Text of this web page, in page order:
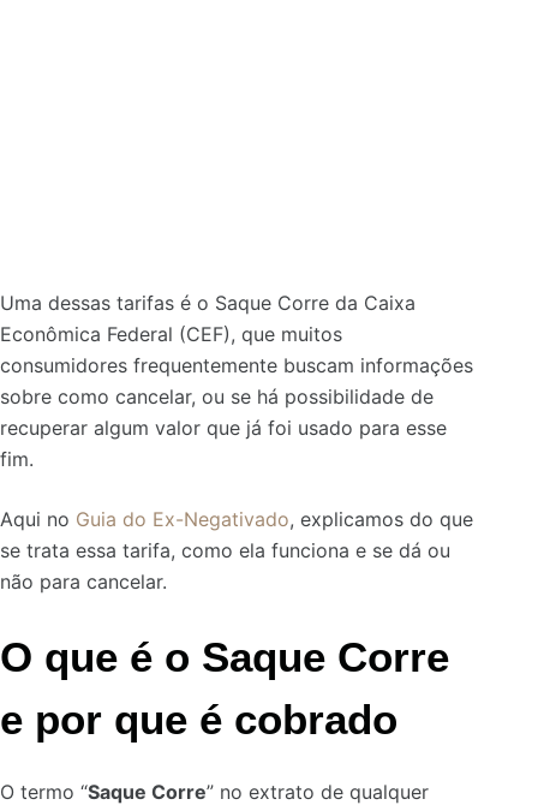
Uma dessas tarifas é o Saque Corre da Caixa
Econômica Federal (CEF), que muitos
consumidores frequentemente buscam informações
sobre como cancelar, ou se há possibilidade de
recuperar algum valor que já foi usado para esse
fim.
Aqui no Guia do Ex-Negativado, explicamos do que
se trata essa tarifa, como ela funciona e se dá ou
não para cancelar.
O que é o Saque Corre
e por que é cobrado
O termo “Saque Corre” no extrato de qualquer